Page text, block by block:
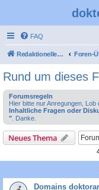
FAQ
Redaktioneller Teil Foren-
Rund um dieses
Forumsregeln
Hier bitte nur Anregungen,
Inhaltliche Fragen oder
" . Danke.
Neues Thema
Domains